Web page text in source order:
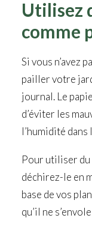
Utilisez
comme
Si vous n’avez
pailler votre
journal. Le
d’éviter les
l’humidité dans
Pour utiliser
déchirez-le en
base de vos
qu’il ne